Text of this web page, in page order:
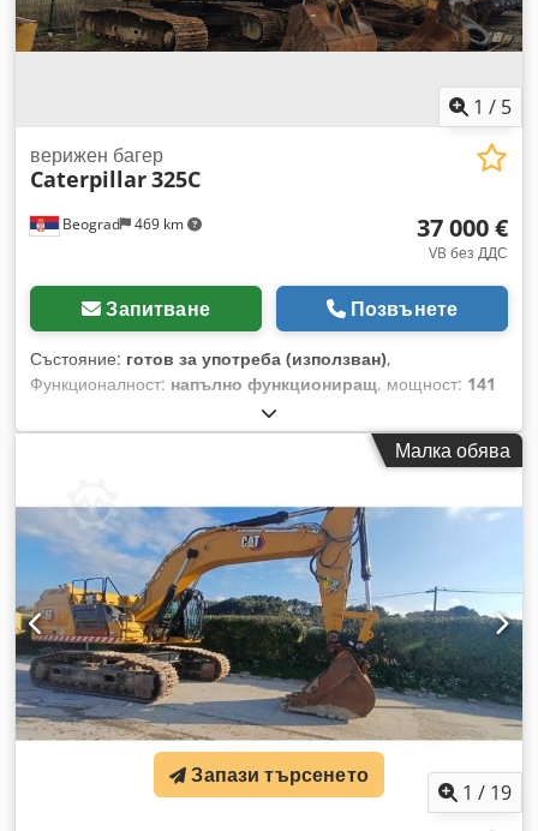
1 / 5
Beograd 469 km
верижен багер
Caterpillar325C
37 000 €
VB без ДДС
Запитване Позвънете
Състояние: готов за употреба (използван),
Функционалност: напълно функциониращ, мощност: 141
, обем на кофата:
производство:2005, номер на машина/превозно средство:
, Готов за употреба Cedpfx Afoylatys
Малка обява
1 / 19
Запази търсенето